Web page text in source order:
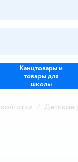
Канцтовары и
товары для
школы
Детские